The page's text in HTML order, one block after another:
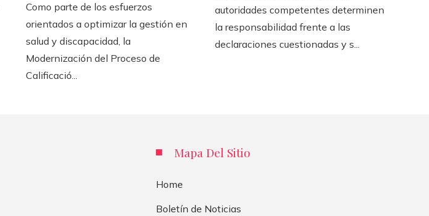
Como parte de los esfuerzos
orientados a optimizar la gestión en
salud y discapacidad, la
Modernización del Proceso de
Calificació...
autoridades competentes determinen
la responsabilidad frente a las
declaraciones cuestionadas y s...
Mapa Del Sitio
Home
Boletín de Noticias